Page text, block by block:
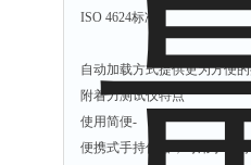
ISO 4624标准。
自动加载方式提供更为方便
附着力测试仪特点
使用简便-
便携式手持仪器，可用于任